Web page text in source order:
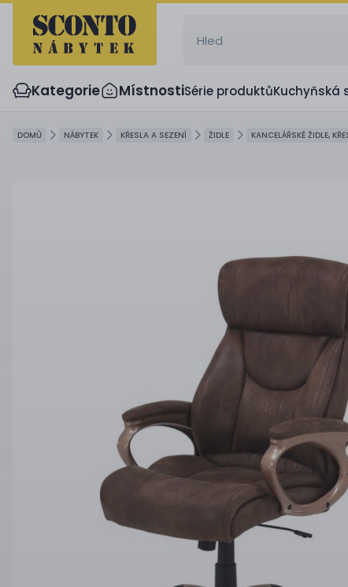
Kategorie MístnostiSérie produktůKuchyňská
DOMŮ NÁBYTEK KŘESLA A SEZENÍ ŽIDLE KANCELÁŘSKÉ ŽIDLE,